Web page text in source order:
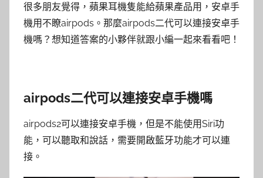
很多朋友覺得，蘋果耳機隻能給蘋果產品用，安卓手
機用不瞭airpods。那麼airpods二代可以連接安卓手
機嗎？想知道答案的小夥伴就跟小編一起來看看吧！
airpods二代可以連接安卓手機嗎
airpods2可以連接安卓手機，但是不能使用Siri功
能，可以聽取和說話，需要開啟藍牙功能才可以連
接。